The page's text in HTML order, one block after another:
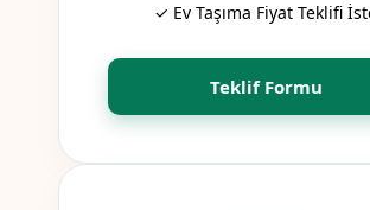
✓ Ev Taşıma Fiyat Teklifi
Teklif Formu